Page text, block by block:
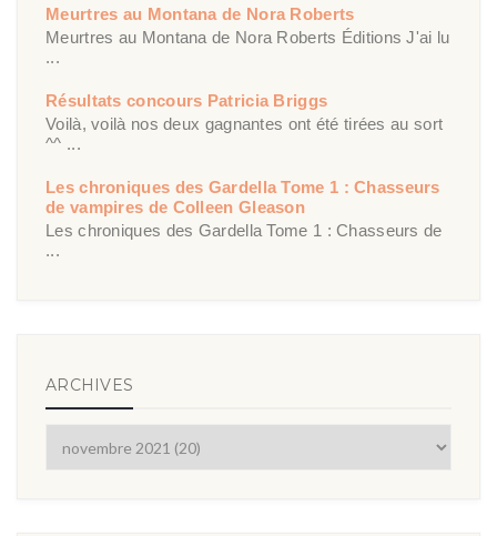
Meurtres au Montana de Nora Roberts
Meurtres au Montana de Nora Roberts Éditions J'ai lu
...
Résultats concours Patricia Briggs
Voilà, voilà nos deux gagnantes ont été tirées au sort
^^ ...
Les chroniques des Gardella Tome 1 : Chasseurs
de vampires de Colleen Gleason
Les chroniques des Gardella Tome 1 : Chasseurs de
...
ARCHIVES